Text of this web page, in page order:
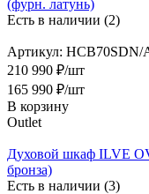
(фурн. латунь)
Есть в наличии (2)
Артикул: HCB70SDN/
210 990 ₽/шт
165 990 ₽/шт
В корзину
Outlet
Духовой шкаф ILVE
бронза)
Есть в наличии (3)